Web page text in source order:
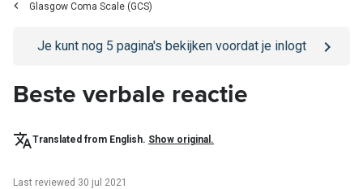
Glasgow Coma Scale (GCS)
Go to/sign-in page
Je kunt nog 5 pagina's bekijken voordat je inlogt
Beste verbale reactie
Translated from English. Show original.
Last reviewed 30 jul 2021